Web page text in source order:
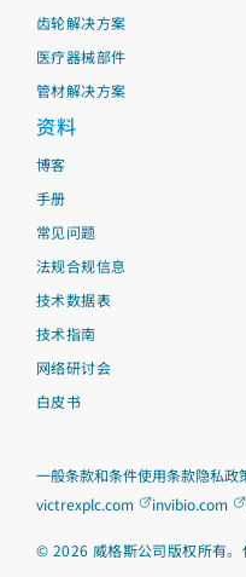
齿轮解决方案
医疗器械部件
管材解决方案
资料
博客
手册
常见问题
法规合规信息
技术数据表
技术指南
网络研讨会
白皮书
一般条款和条件使用条款隐私政
victrexplc.com
invibio.com
© 2026 威格斯公司版权所有。